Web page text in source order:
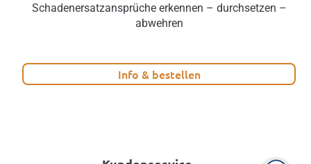
Schadenersatzansprüche erkennen – durchsetzen –
abwehren
Info & bestellen